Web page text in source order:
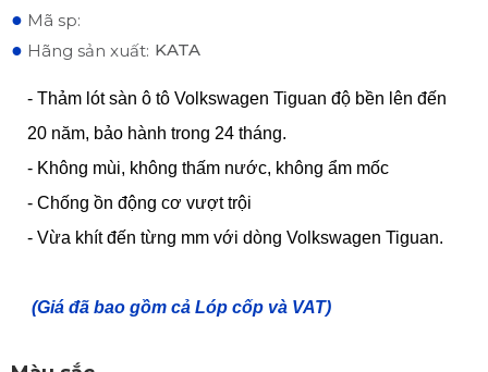
● Mã sp:
● Hãng sản xuất: KATA
- Thảm lót sàn ô tô Volkswagen Tiguan độ bền lên đến
20 năm, bảo hành trong 24 tháng.
- Không mùi, không thấm nước, không ẩm mốc
- Chống ồn động cơ vượt trội
- Vừa khít đến từng mm với dòng Volkswagen Tiguan.
(Giá đã bao gồm cả Lóp cốp và VAT)